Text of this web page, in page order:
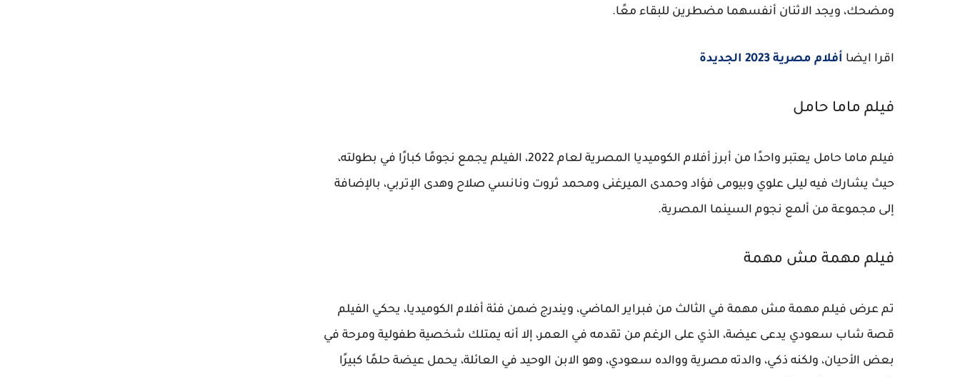
ومضحك، ويجد الاثنان أنفسهما مضطرين للبقاء معًا.
اقرا ايضا أفلام مصرية 2023 الجديدة
فيلم ماما حامل
فيلم ماما حامل يعتبر واحدًا من أبرز أفلام الكوميديا المصرية لعام 2022، الفيلم يجمع نجومًا كبارًا في بطولته،
حيث يشارك فيه ليلى علوي وبيومى فؤاد وحمدى الميرغنى ومحمد ثروت ونانسي صلاح وهدى الإتربي، بالإضافة
إلى مجموعة من ألمع نجوم السينما المصرية.
فيلم مهمة مش مهمة
تم عرض فيلم مهمة مش مهمة في الثالث من فبراير الماضي، ويندرج ضمن فئة أفلام الكوميديا، يحكي الفيلم
قصة شاب سعودي يدعى عيضة، الذي على الرغم من تقدمه في العمر، إلا أنه يمتلك شخصية طفولية ومرحة في
بعض الأحيان، ولكنه ذكي، والدته مصرية ووالده سعودي، وهو الابن الوحيد في العائلة، يحمل عيضة حلمًا كبيرًا